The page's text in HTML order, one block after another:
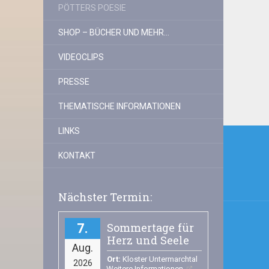
PÖTTERS POESIE
SHOP – BÜCHER UND MEHR…
VIDEOCLIPS
PRESSE
THEMATISCHE INFORMATIONEN
LINKS
KONTAKT
Nächster Termin:
Aug.
7
2026
Sommertage für
Herz und Seele
Ort: Kloster Untermarchtal